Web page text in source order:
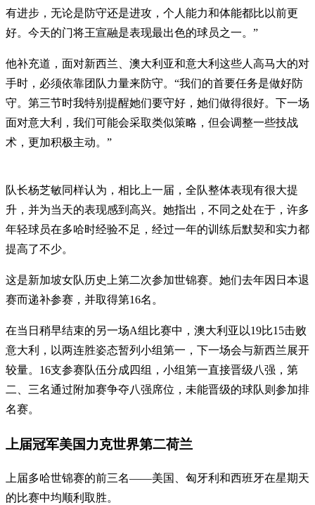
有进步，无论是防守还是进攻，个人能力和体能都比以前更
好。今天的门将王宣融是表现最出色的球员之一。”
他补充道，面对新西兰、澳大利亚和意大利这些人高马大的对
手时，必须依靠团队力量来防守。“我们的首要任务是做好防
守。第三节时我特别提醒她们要守好，她们做得很好。下一场
面对意大利，我们可能会采取类似策略，但会调整一些技战
术，更加积极主动。”
队长杨芝敏同样认为，相比上一届，全队整体表现有很大提
升，并为当天的表现感到高兴。她指出，不同之处在于，许多
年轻球员在多哈时经验不足，经过一年的训练后默契和实力都
提高了不少。
这是新加坡女队历史上第二次参加世锦赛。她们去年因日本退
赛而递补参赛，并取得第16名。
在当日稍早结束的另一场A组比赛中，澳大利亚以19比15击败
意大利，以两连胜姿态暂列小组第一，下一场会与新西兰展开
较量。16支参赛队伍分成四组，小组第一直接晋级八强，第
二、三名通过附加赛争夺八强席位，未能晋级的球队则参加排
名赛。
上届冠军美国力克世界第二荷兰
上届多哈世锦赛的前三名——美国、匈牙利和西班牙在星期天
的比赛中均顺利取胜。